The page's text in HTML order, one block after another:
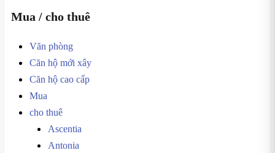
Mua / cho thuê
Văn phòng
Căn hộ mới xây
Căn hộ cao cấp
Mua
cho thuê
Ascentia
Antonia